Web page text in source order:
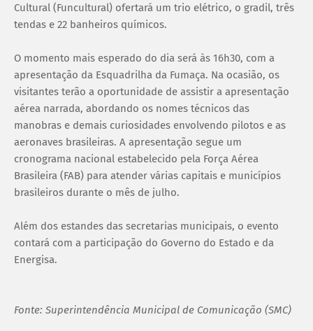
Cultural (Funcultural) ofertará um trio elétrico, o gradil, três
tendas e 22 banheiros químicos.
O momento mais esperado do dia será às 16h30, com a
apresentação da Esquadrilha da Fumaça. Na ocasião, os
visitantes terão a oportunidade de assistir a apresentação
aérea narrada, abordando os nomes técnicos das
manobras e demais curiosidades envolvendo pilotos e as
aeronaves brasileiras. A apresentação segue um
cronograma nacional estabelecido pela Força Aérea
Brasileira (FAB) para atender várias capitais e municípios
brasileiros durante o mês de julho.
Além dos estandes das secretarias municipais, o evento
contará com a participação do Governo do Estado e da
Energisa.
Fonte: Superintendência Municipal de Comunicação (SMC)